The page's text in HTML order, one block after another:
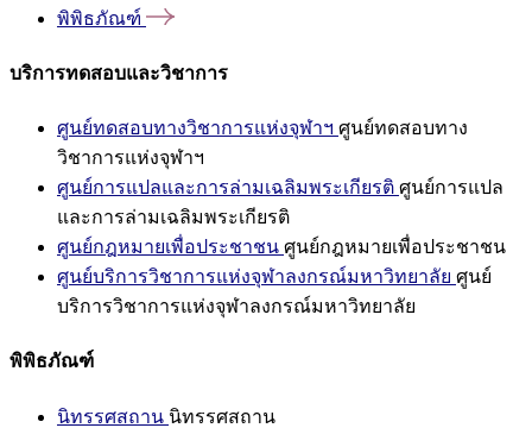
พิพิธภัณฑ์
บริการทดสอบและวิชาการ
ศูนย์ทดสอบทางวิชาการแห่งจุฬาฯ ศูนย์ทดสอบทาง
วิชาการแห่งจุฬาฯ
ศูนย์การแปลและการล่ามเฉลิมพระเกียรติ ศูนย์การแปล
และการล่ามเฉลิมพระเกียรติ
ศูนย์กฎหมายเพื่อประชาชน ศูนย์กฎหมายเพื่อประชาชน
ศูนย์บริการวิชาการแห่งจุฬาลงกรณ์มหาวิทยาลัย ศูนย์
บริการวิชาการแห่งจุฬาลงกรณ์มหาวิทยาลัย
พิพิธภัณฑ์
นิทรรศสถาน นิทรรศสถาน